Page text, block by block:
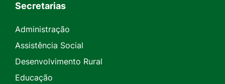
Secretarias
Administração
Assistência Social
Desenvolvimento Rural
Educação